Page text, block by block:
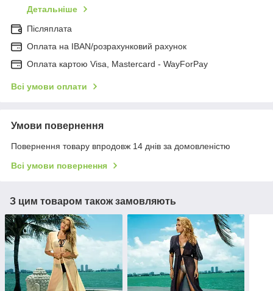
Детальніше
Післяплата
Оплата на IBAN/розрахунковий рахунок
Оплата картою Visa, Mastercard - WayForPay
Всі умови оплати
Умови повернення
Повернення товару впродовж 14 днів за домовленістю
Всі умови повернення
З цим товаром також замовляють